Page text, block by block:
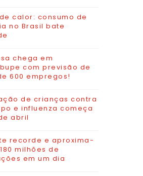
calor: consumo de
no Brasil bate
chega em
com previsão de
600 empregos!
de crianças contra
e influenza começa
abril
recorde e aproxima-
milhões de
em um dia